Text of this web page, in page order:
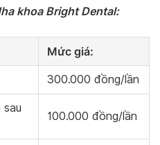
khoa Bright Dental:
Mức giá:
300.000 đồng/lần
100.000 đồng/lần